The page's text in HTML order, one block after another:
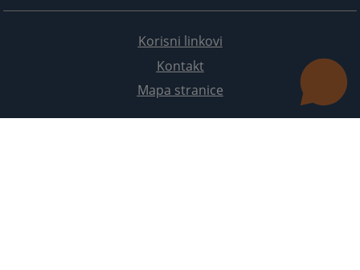
Korisni linkovi
Kontakt
Mapa stranice